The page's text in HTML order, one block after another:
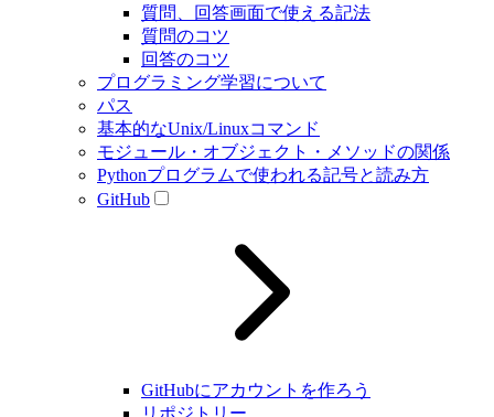
質問、回答画面で使える記法
質問のコツ
回答のコツ
プログラミング学習について
パス
基本的なUnix/Linuxコマンド
モジュール・オブジェクト・メソッドの関係
Pythonプログラムで使われる記号と読み方
GitHub
GitHubにアカウントを作ろう
リポジトリー